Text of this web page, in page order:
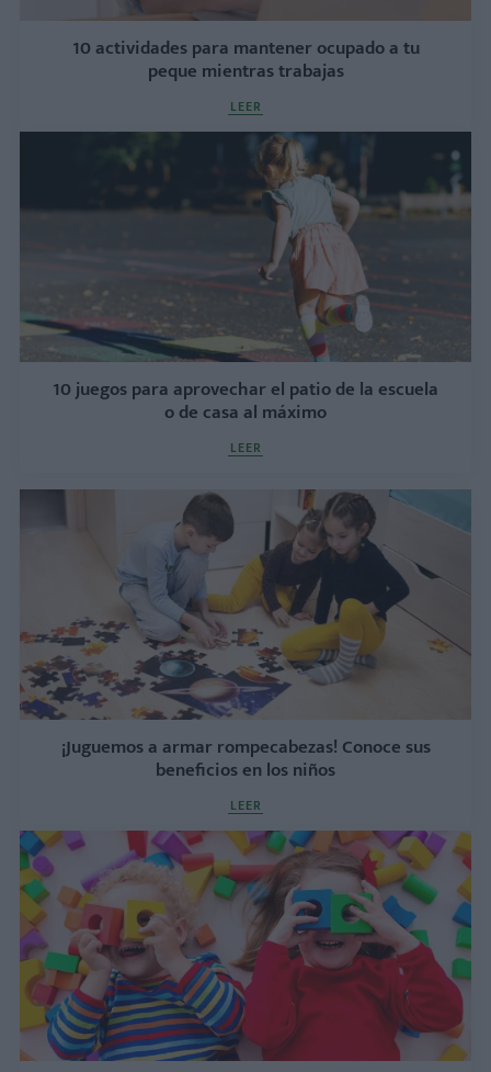
10 actividades para mantener ocupado a tu
peque mientras trabajas
LEER
10 juegos para aprovechar el patio de la escuela
o de casa al máximo
LEER
¡Juguemos a armar rompecabezas! Conoce sus
beneficios en los niños
LEER